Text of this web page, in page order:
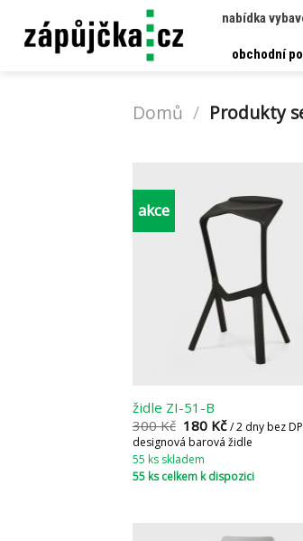
nabídka
obchodní
Domů / Produkty
akce
židle ZI-51-B
300Kč 180 Kč / 2 dny bez
designová barová židle
55 ks skladem
55 ks celkem k dispozici